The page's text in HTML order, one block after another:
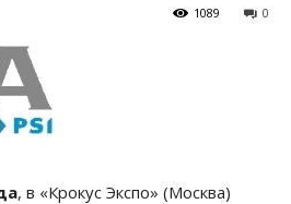
0
1089
, в «Крокус Экспо» (Москва)